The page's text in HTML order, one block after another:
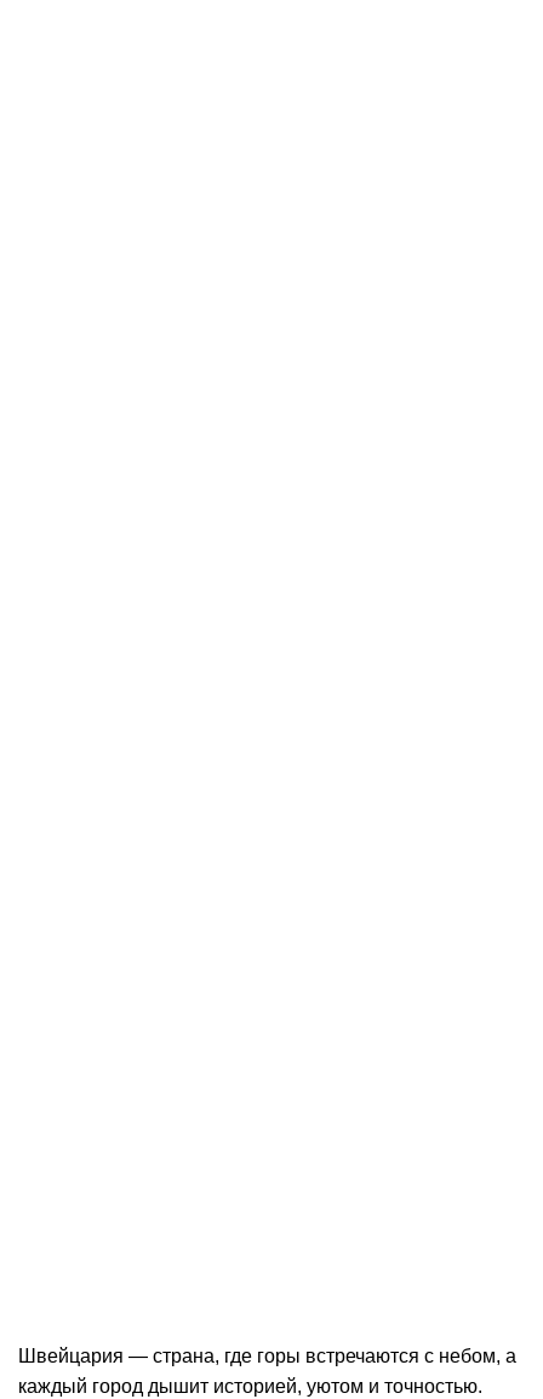
Швейцария — страна, где горы встречаются с небом, а
каждый город дышит историей, уютом и точностью.